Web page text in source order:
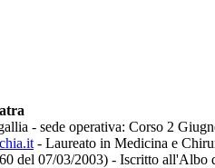
- sede operativa: Corso 2
- Laureato in Medicina e
del 07/03/2003) - Iscritto